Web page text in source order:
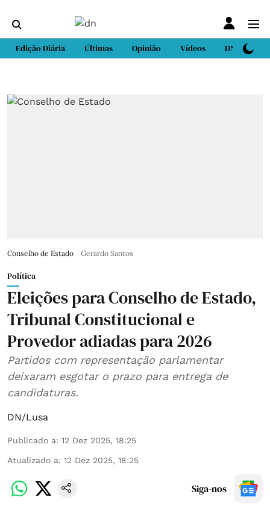
Edição Diária Últimas Opinião Vídeos DN Sport
Conselho de Estado Gerardo Santos
Política
Eleições para Conselho de Estado,
Tribunal Constitucional e
Provedor adiadas para 2026
Partidos com representação parlamentar
deixaram esgotar o prazo para entrega de
candidaturas.
DN/Lusa
Publicado a: 12 Dez 2025, 18:25
Atualizado a: 12 Dez 2025, 18:25
Siga-nos